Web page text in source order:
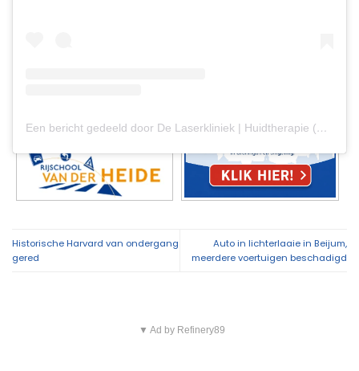
Een bericht gedeeld door De Laserkliniek | Huidtherapie (@delaserkliniek.nl)
Historische Harvard van ondergang
gered
Auto in lichterlaaie in Beijum,
meerdere voertuigen beschadigd
▼ Ad by Refinery89